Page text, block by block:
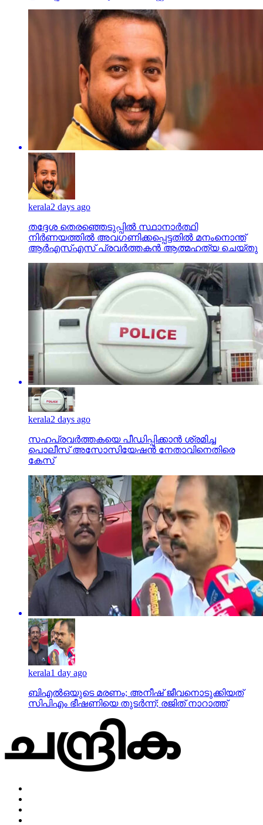
kerala2 days ago
തദ്ദേശ തെരഞ്ഞെടുപ്പില്‍ സ്ഥാനാര്‍ത്ഥി
നിര്‍ണയത്തില്‍ അവഗണിക്കപ്പെട്ടതില്‍ മനംനൊന്ത്
ആര്‍എസ്എസ് പ്രവര്‍ത്തകന്‍ ആത്മഹത്യ ചെയ്തു
kerala2 days ago
സഹപ്രവര്‍ത്തകയെ പീഡിപ്പിക്കാന്‍ ശ്രമിച്ച
പൊലീസ് അസോസിയേഷന്‍ നേതാവിനെതിരെ
കേസ്
kerala1 day ago
ബിഎല്‍ഒയുടെ മരണം; അനീഷ് ജീവനൊടുക്കിയത്
സിപിഎം ഭീഷണിയെ തുടര്‍ന്ന്; രജിത് നാറാത്ത്